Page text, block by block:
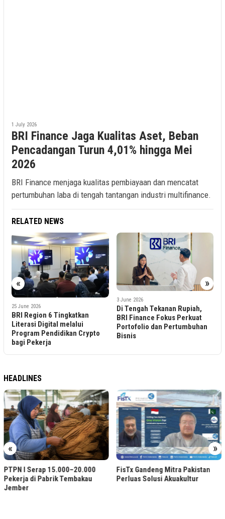
1 July 2026
BRI Finance Jaga Kualitas Aset, Beban
Pencadangan Turun 4,01% hingga Mei
2026
BRI Finance menjaga kualitas pembiayaan dan mencatat
pertumbuhan laba di tengah tantangan industri multifinance.
RELATED NEWS
« »
25 June 2026
BRI Region 6 Tingkatkan
Literasi Digital melalui
Program Pendidikan Crypto
bagi Pekerja
3 June 2026
Di Tengah Tekanan Rupiah,
BRI Finance Fokus Perkuat
Portofolio dan Pertumbuhan
Bisnis
HEADLINES
« »
PTPN I Serap 15.000–20.000
Pekerja di Pabrik Tembakau
Jember
FisTx Gandeng Mitra Pakistan
Perluas Solusi Akuakultur